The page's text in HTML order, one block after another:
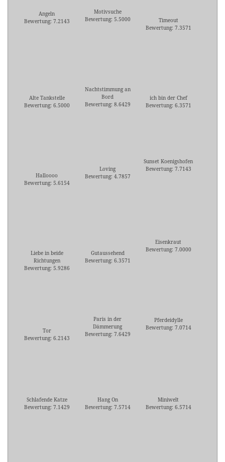
Angeln
Bewertung: 7.2143
Motivsuche
Bewertung: 5.5000
Timeout
Bewertung: 7.3571
Alte Tankstelle
Bewertung: 6.5000
Nachtstimmung an
Bord
Bewertung: 8.6429
ich bin der Chef
Bewertung: 6.3571
Halloooo
Bewertung: 5.6154
Loving
Bewertung: 4.7857
Sunset Koenigshofen
Bewertung: 7.7143
Liebe in beide
Richtungen
Bewertung: 5.9286
Gutaussehend
Bewertung: 6.3571
Eisenkraut
Bewertung: 7.0000
Tor
Bewertung: 6.2143
Paris in der
Dämmerung
Bewertung: 7.6429
Pferdeidylle
Bewertung: 7.0714
Schlafende Katze
Bewertung: 7.1429
Hang On
Bewertung: 7.5714
Miniwelt
Bewertung: 6.5714